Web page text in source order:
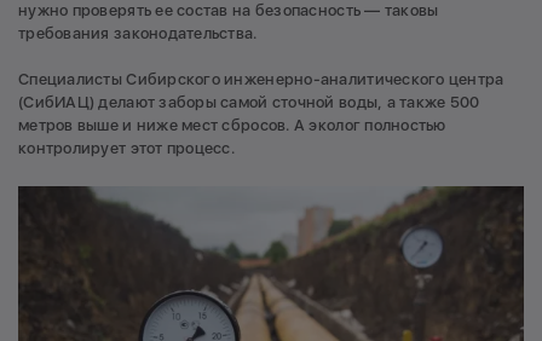
нужно проверять ее состав на безопасность — таковы
требования законодательства.
Специалисты Сибирского инженерно-аналитического центра
(СибИАЦ) делают заборы самой сточной воды, а также 500
метров выше и ниже мест сбросов. А эколог полностью
контролирует этот процесс.